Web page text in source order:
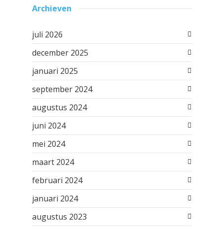
Archieven
juli 2026
december 2025
januari 2025
september 2024
augustus 2024
juni 2024
mei 2024
maart 2024
februari 2024
januari 2024
augustus 2023